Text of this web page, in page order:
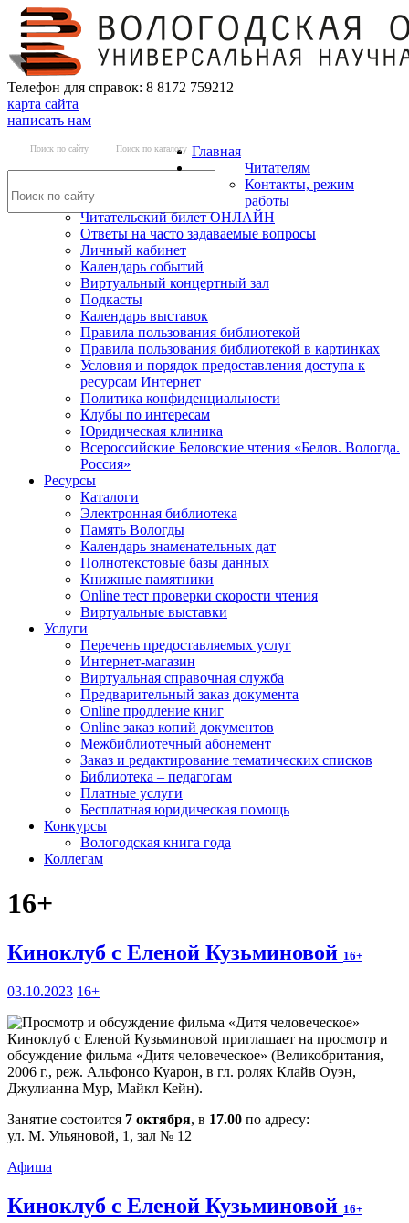
Телефон для справок: 8 8172 759212
карта сайта
написать нам
Поиск по сайту Поиск по каталогу Главная
Читателям
Контакты, режим
работы
Читательский билет ОНЛАЙН
Ответы на часто задаваемые вопросы
Личный кабинет
Календарь событий
Виртуальный концертный зал
Подкасты
Календарь выставок
Правила пользования библиотекой
Правила пользования библиотекой в картинках
Условия и порядок предоставления доступа к
ресурсам Интернет
Политика конфиденциальности
Клубы по интересам
Юридическая клиника
Всероссийские Беловские чтения «Белов. Вологда.
Россия»
Ресурсы
Каталоги
Электронная библиотека
Память Вологды
Календарь знаменательных дат
Полнотекстовые базы данных
Книжные памятники
Online тест проверки скорости чтения
Виртуальные выставки
Услуги
Перечень предоставляемых услуг
Интернет-магазин
Виртуальная справочная служба
Предварительный заказ документа
Online продление книг
Online заказ копий документов
Межбиблиотечный абонемент
Заказ и редактирование тематических списков
Библиотека – педагогам
Платные услуги
Бесплатная юридическая помощь
Конкурсы
Вологодская книга года
Коллегам
16+
Киноклуб с Еленой Кузьминовой 16+
03.10.2023 16+
Киноклуб с Еленой Кузьминовой приглашает на просмотр и
обсуждение фильма «Дитя человеческое» (Великобритания,
2006 г., реж. Альфонсо Куарон, в гл. ролях Клайв Оуэн,
Джулианна Мур, Майкл Кейн).
Занятие состоится 7 октября, в 17.00 по адресу:
ул. М. Ульяновой, 1, зал № 12
Афиша
Киноклуб с Еленой Кузьминовой 16+